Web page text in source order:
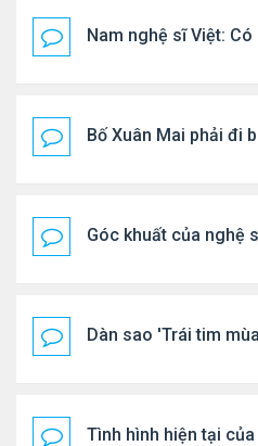
Nam nghệ sĩ Việt:
Bố Xuân Mai phải đi
Góc khuất của nghệ
Dàn sao 'Trái tim
Tình hình hiện tại của